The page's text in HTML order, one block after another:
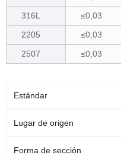
316L
≤0,03
2205
≤0,03
2507
≤0,03
Estándar
Lugar de origen
Forma de sección